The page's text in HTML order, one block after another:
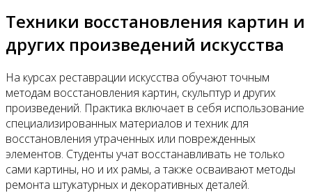
Техники восстановления картин и
других произведений искусства
На курсах реставрации искусства обучают точным
методам восстановления картин, скульптур и других
произведений. Практика включает в себя использование
специализированных материалов и техник для
восстановления утраченных или поврежденных
элементов. Студенты учат восстанавливать не только
сами картины, но и их рамы, а также осваивают методы
ремонта штукатурных и декоративных деталей.